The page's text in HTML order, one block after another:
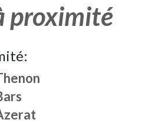
proximité